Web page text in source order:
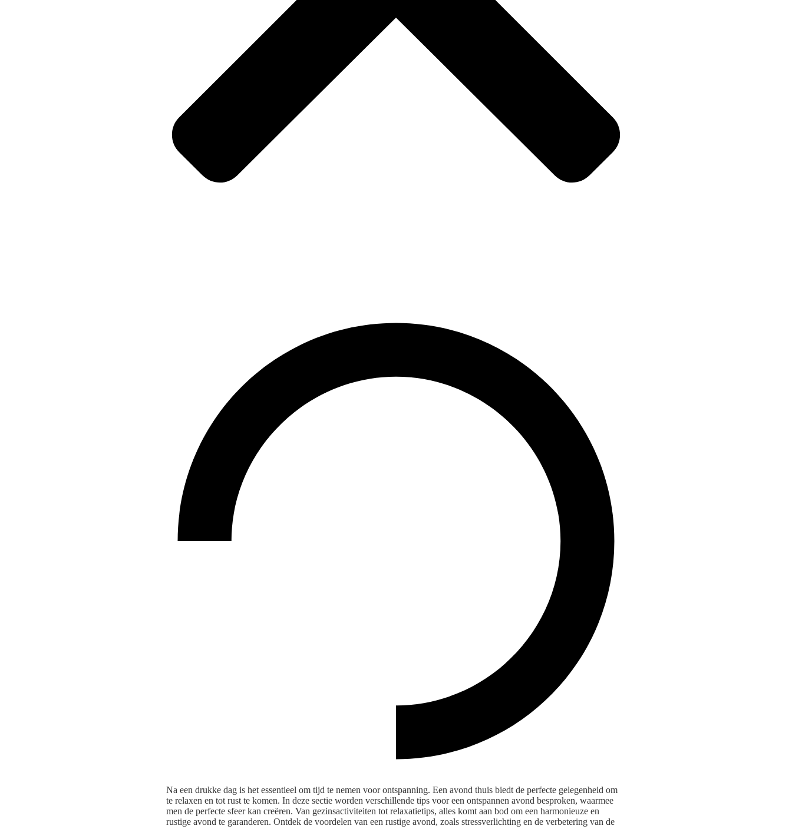
Na een drukke dag is het essentieel om tijd te nemen voor ontspanning. Een avond thuis biedt de perfecte gelegenheid om
te relaxen en tot rust te komen. In deze sectie worden verschillende tips voor een ontspannen avond besproken, waarmee
men de perfecte sfeer kan creëren. Van gezinsactiviteiten tot relaxatietips, alles komt aan bod om een harmonieuze en
rustige avond te garanderen. Ontdek de voordelen van een rustige avond, zoals stressverlichting en de verbetering van de